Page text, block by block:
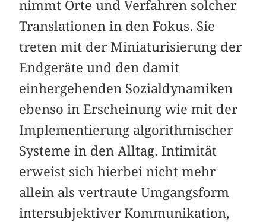
nimmt Orte und Verfahren solcher
Translationen in den Fokus. Sie
treten mit der Miniaturisierung der
Endgeräte und den damit
einhergehenden Sozialdynamiken
ebenso in Erscheinung wie mit der
Implementierung algorithmischer
Systeme in den Alltag. Intimität
erweist sich hierbei nicht mehr
allein als vertraute Umgangsform
intersubjektiver Kommunikation,